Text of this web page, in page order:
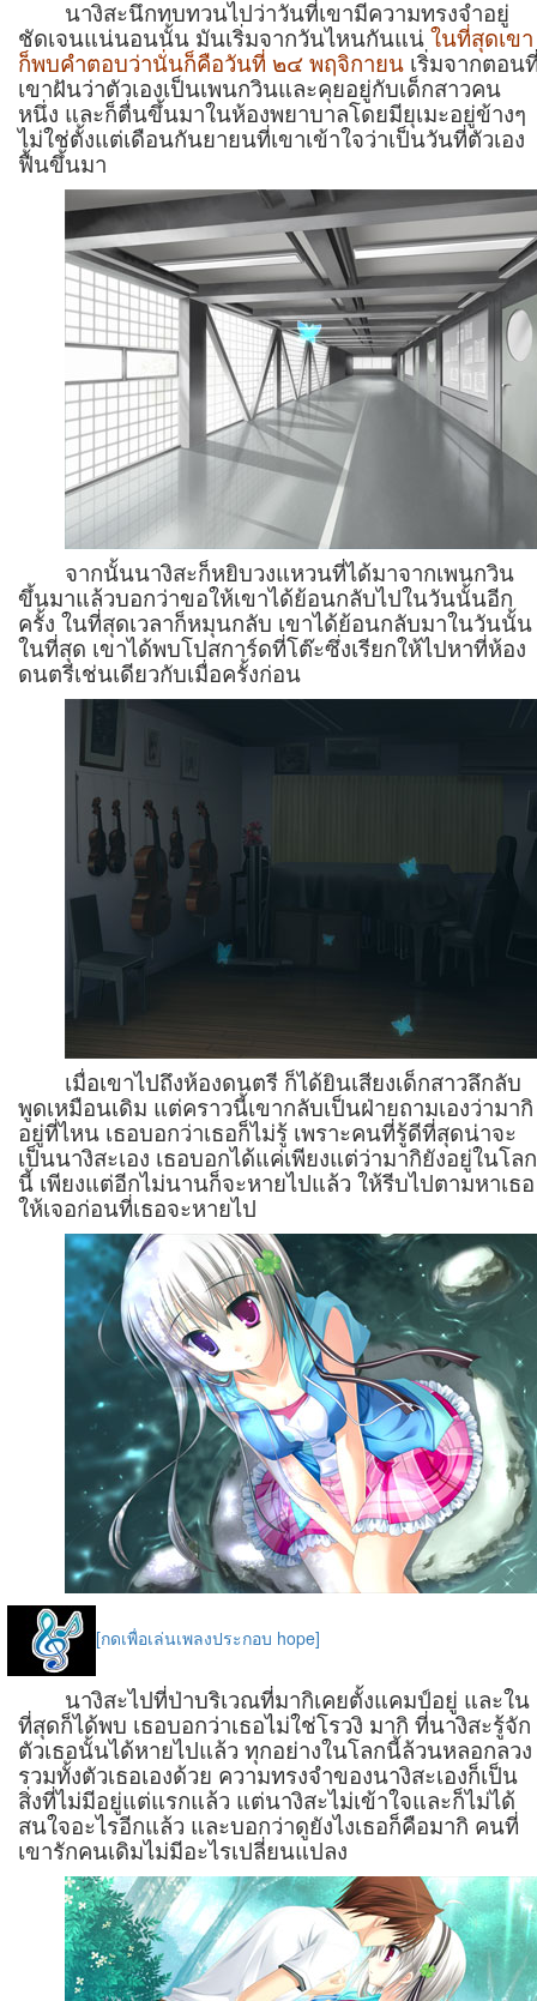
นางิสะนึกทบทวนไปว่าวันที่เขามีความทรงจำอยู่
ชัดเจนแน่นอนนั้น มันเริ่มจากวันไหนกันแน่ในที่สุดเขา
ก็พบคำตอบว่านั่นก็คือวันที่ ๒๔ พฤจิกายน เริ่มจากตอน
เขาฝันว่าตัวเองเป็นเพนกวินและคุยอยู่กับเด็กสาวคน
หนึ่ง และก็ตื่นขึ้นมาในห้องพยาบาลโดยมียุเมะอยู่ข้างๆ
ไม่ใช่ตั้งแต่เดือนกันยายนที่เขาเข้าใจว่าเป็นวันที่ตัวเอง
ฟื้นขึ้นมา
จากนั้นนางิสะก็หยิบวงแหวนที่ได้มาจากเพนกวิน
ขึ้นมาแล้วบอกว่าขอให้เขาได้ย้อนกลับไปในวันนั้นอีก
ครั้ง ในที่สุดเวลาก็หมุนกลับ เขาได้ย้อนกลับมาในวันนั้น
ในที่สุด เขาได้พบโปสการ์ดที่โต๊ะซึ่งเรียกให้ไปหาที่ห้อง
ดนตรีเช่นเดียวกับเมื่อครั้งก่อน
เมื่อเขาไปถึงห้องดนตรี ก็ได้ยินเสียงเด็กสาวลึกลับ
พูดเหมือนเดิม แต่คราวนี้เขากลับเป็นฝ่ายถามเองว่ามากิ
อยู่ที่ไหน เธอบอกว่าเธอก็ไม่รู้ เพราะคนที่รู้ดีที่สุดน่าจะ
เป็นนางิสะเอง เธอบอกได้แค่เพียงแต่ว่ามากิยังอยู่ในโลก
นี้ เพียงแต่อีกไม่นานก็จะหายไปแล้ว ให้รีบไปตามหาเธอ
ให้เจอก่อนที่เธอจะหายไป
[กดเพื่อเล่นเพลงประกอบ hope]
นางิสะไปที่ป่าบริเวณที่มากิเคยตั้งแคมป์อยู่ และใน
ที่สุดก็ได้พบ เธอบอกว่าเธอไม่ใช่โรวงิ มากิ ที่นางิสะรู้จัก
ตัวเธอนั้นได้หายไปแล้ว ทุกอย่างในโลกนี้ล้วนหลอกลวง
รวมทั้งตัวเธอเองด้วย ความทรงจำของนางิสะเองก็เป็น
สิ่งที่ไม่มีอยู่แต่แรกแล้ว แต่นางิสะไม่เข้าใจและก็ไม่ได้
สนใจอะไรอีกแล้ว และบอกว่าดูยังไงเธอก็คือมากิ คนที่
เขารักคนเดิมไม่มีอะไรเปลี่ยนแปลง